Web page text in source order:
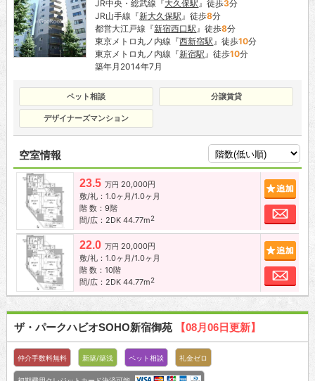
JR中央・総武線『大久保駅 』徒歩3分
JR山手線『新大久保駅 』徒歩8分
都営大江戸線『新宿西口駅 』徒歩8分
東京メトロ丸ノ内線『西新宿駅 』徒歩10分
東京メトロ丸ノ内線『新宿駅 』徒歩10分
築年月2014年7月
ペット相談 分譲賃貸
デザイナーズマンション
空室情報
23.5 万円 20,000円
敷/礼：1.0ヶ月/1.0ヶ月
階 数：9階
間/広：2DK 44.77m2
お
22.0 万円 20,000円
敷/礼：1.0ヶ月/1.0ヶ月
階 数：10階
間/広：2DK 44.77m2
お
ザ・パークハビオSOHO新宿御苑 【08月06日更新】
仲介手数料無料 新築/築浅 ペット相談 礼金ゼロ